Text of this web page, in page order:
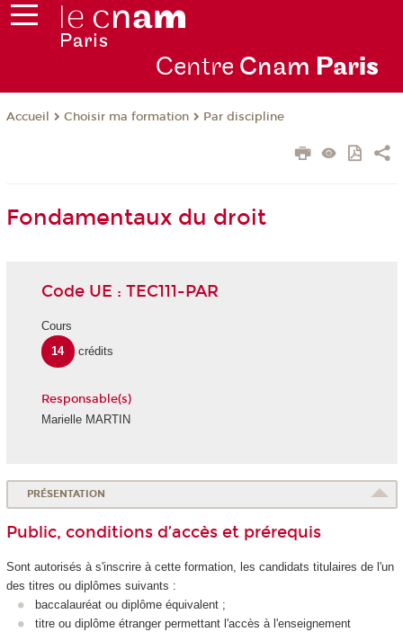
Centre Cnam Paris
Accueil Choisir ma formation Par discipline
Fondamentaux du droit
Code UE : TEC111-PAR
Cours
14
crédits
Responsable(s)
Marielle MARTIN
PRÉSENTATION
Public, conditions d’accès et prérequis
Sont autorisés à s'inscrire à cette formation, les candidats titulaires de l'un
des titres ou diplômes suivants :
baccalauréat ou diplôme équivalent ;
titre ou diplôme étranger permettant l'accès à l'enseignement